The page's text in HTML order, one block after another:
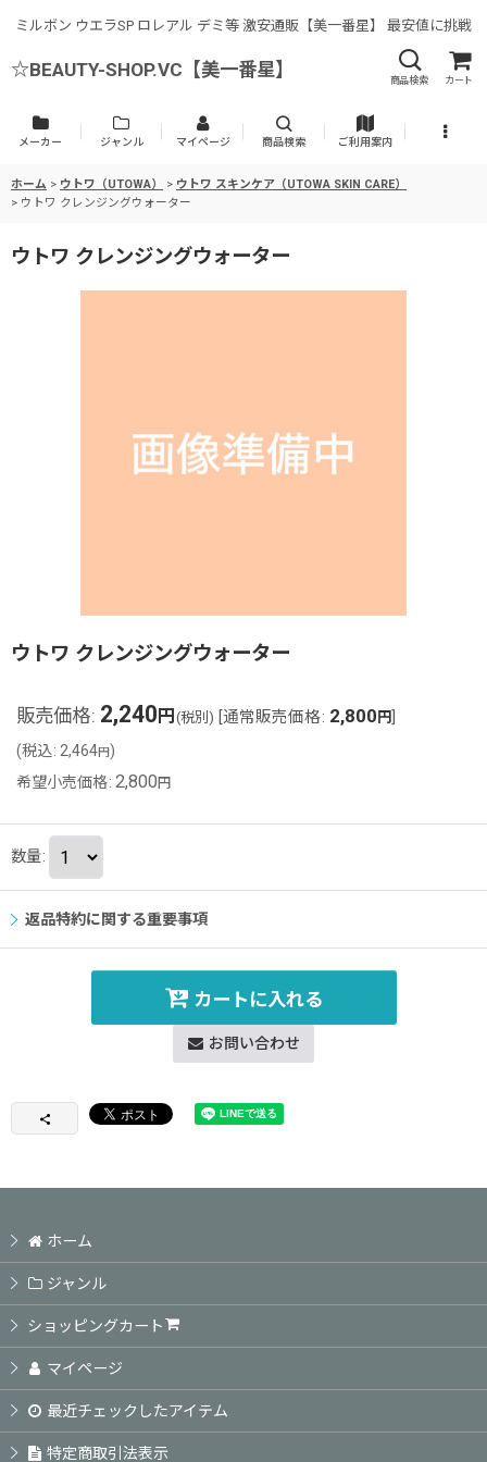
ミルボン ウエラSP ロレアル デミ等 激安通販【美一番星】 最安値に挑戦
☆BEAUTY-SHOP.VC【美一番星】
商品検索 カート
メーカー ジャンル マイページ 商品検索 ご利用案内
ホーム > ウトワ（UTOWA） > ウトワ スキンケア（UTOWA SKIN CARE）
> ウトワ クレンジングウォーター
ウトワ クレンジングウォーター
ウトワ クレンジングウォーター
販売価格: 2,240 円 (税別) [通常販売価格: 2,800 円]
(税込: 2,464円)
希望小売価格: 2,800 円
数量:
返品特約に関する重要事項
カートに入れる
お問い合わせ
ホーム
ジャンル
ショッピングカート
マイページ
最近チェックしたアイテム
特定商取引法表示